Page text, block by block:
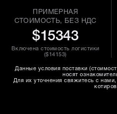
ПРИМЕРНАЯ
СТОИМОСТЬ, БЕЗ НДС
$15343
Включена стоимость логистики
($14153)
Данные условия поставки
носят
Для их уточнения свяжитесь с